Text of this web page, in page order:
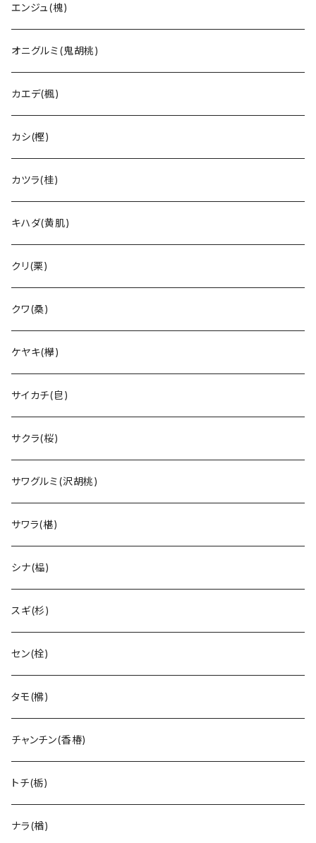
エンジュ(槐)
オニグルミ(鬼胡桃)
カエデ(楓)
カシ(樫)
カツラ(桂)
キハダ(黄肌)
クリ(栗)
クワ(桑)
ケヤキ(欅)
サイカチ(皀)
サクラ(桜)
サワグルミ(沢胡桃)
サワラ(椹)
シナ(榀)
スギ(杉)
セン(栓)
タモ(梻)
チャンチン(香椿)
トチ(栃)
ナラ(楢)